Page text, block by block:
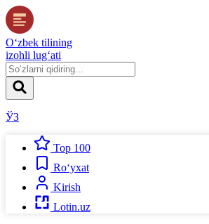
O‘zbek tilining
izohli lug‘ati
ЎЗ
Top 100
Ro‘yxat
Kirish
Lotin.uz